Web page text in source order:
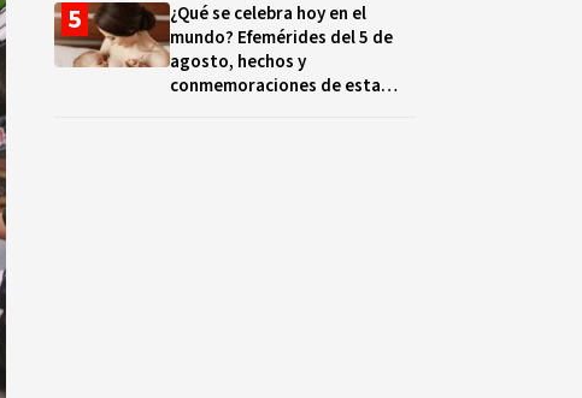
¿Qué se celebra hoy en el
mundo? Efemérides del 5 de
agosto, hechos y
conmemoraciones de esta